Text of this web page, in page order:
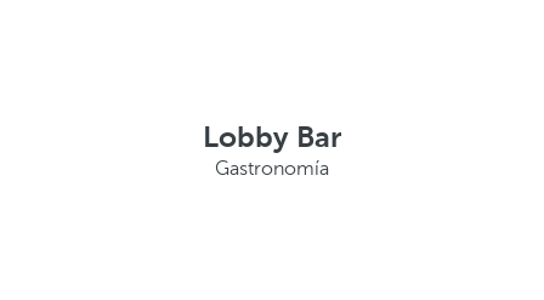
Lobby Bar
Gastronomía